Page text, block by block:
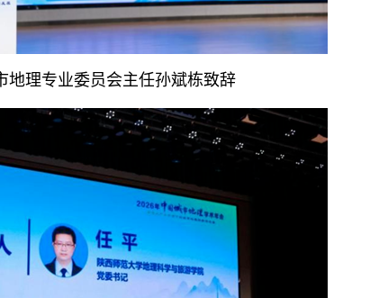
地理专业委员会主任孙斌栋致辞